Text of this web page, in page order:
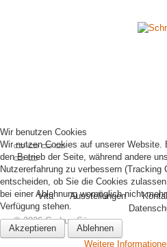
Vita Ausstellungen
© 2026 Gudrun Sämann
Wir benutzen Cookies
Wir nutzen Cookies auf unserer
den Betrieb der Seite, während andere
Nutzererfahrung zu verbessern
entscheiden, ob Sie die Cookies
bei einer Ablehnung womöglich nicht
Verfügung stehen.
Akzeptieren
Ablehnen
Weitere